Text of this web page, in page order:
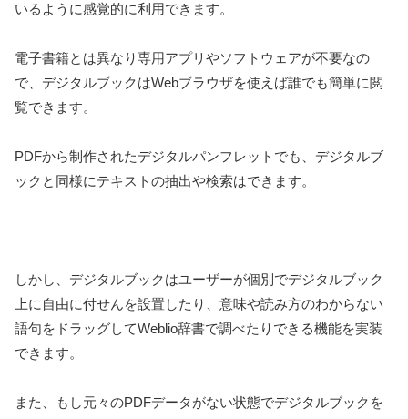
いるように感覚的に利用できます。
電子書籍とは異なり専用アプリやソフトウェアが不要なの
で、デジタルブックはWebブラウザを使えば誰でも簡単に閲
覧できます。
PDFから制作されたデジタルパンフレットでも、デジタルブ
ックと同様にテキストの抽出や検索はできます。
しかし、デジタルブックはユーザーが個別でデジタルブック
上に自由に付せんを設置したり、意味や読み方のわからない
語句をドラッグしてWeblio辞書で調べたりできる機能を実装
できます。
また、もし元々のPDFデータがない状態でデジタルブックを